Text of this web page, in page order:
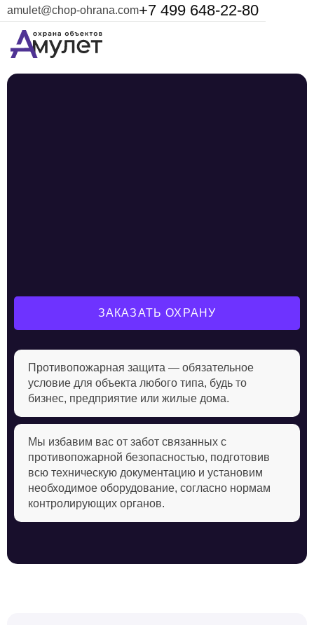
amulet@chop-ohrana.com+7 499 648-22-80
ЗАКАЗАТЬ ОХРАНУ
Противопожарная защита — обязательное
условие для объекта любого типа, будь то
бизнес, предприятие или жилые дома.
Мы избавим вас от забот связанных с
противопожарной безопасностью, подготовив
всю техническую документацию и установим
необходимое оборудование, согласно нормам
контролирующих органов.